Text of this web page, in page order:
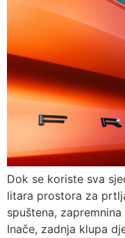
Dok se koriste sva
litara prostora za
spuštena,
Inače, zadnja klupa